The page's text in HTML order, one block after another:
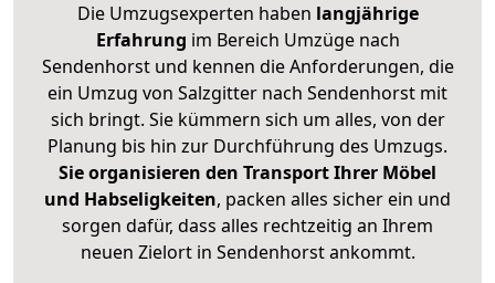
Die Umzugsexperten haben langjährige
Erfahrung im Bereich Umzüge nach
Sendenhorst und kennen die Anforderungen, die
ein Umzug von Salzgitter nach Sendenhorst mit
sich bringt. Sie kümmern sich um alles, von der
Planung bis hin zur Durchführung des Umzugs.
Sie organisieren den Transport Ihrer Möbel
und Habseligkeiten, packen alles sicher ein und
sorgen dafür, dass alles rechtzeitig an Ihrem
neuen Zielort in Sendenhorst ankommt.